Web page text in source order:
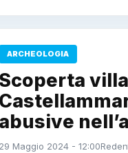
ARCHEOLOGIA
Scoperta
abusive
29 Maggio 2024 - 12:00